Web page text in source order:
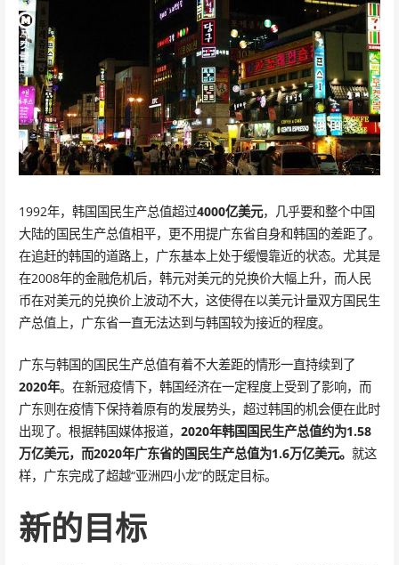
1992年，韩国国民生产总值超过4000亿美元，几乎要和整个中国
大陆的国民生产总值相平，更不用提广东省自身和韩国的差距了。
在追赶的韩国的道路上，广东基本上处于缓慢靠近的状态。尤其是
在2008年的金融危机后，韩元对美元的兑换价大幅上升，而人民
币在对美元的兑换价上波动不大，这使得在以美元计量双方国民生
产总值上，广东省一直无法达到与韩国较为接近的程度。
广东与韩国的国民生产总值有着不大差距的情形一直持续到了
2020年。在新冠疫情下，韩国经济在一定程度上受到了影响，而
广东则在疫情下保持着原有的发展势头，超过韩国的机会便在此时
出现了。根据韩国媒体报道， 2020年韩国国民生产总值约为1.58
万亿美元，而2020年广东省的国民生产总值为1.6万亿美元。 就这
样，广东完成了超越“亚洲四小龙”的既定目标。
新的目标